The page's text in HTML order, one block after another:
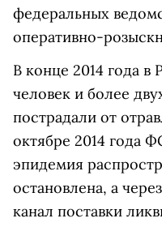
федеральных
оперативно-
В конце 2014 года в
человек и более
пострадали от
октябре 2014 года
эпидемия
остановлена, а
канал поставки